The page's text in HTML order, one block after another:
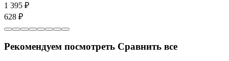
1 395 ₽
628 ₽
Рекомендуем посмотреть Сравнить все